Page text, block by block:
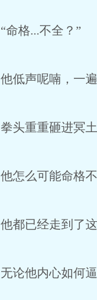
“命格...不全？”
他低声呢喃，一
拳头重重砸进冥
他怎么可能命格
他都已经走到了
无论他内心如何